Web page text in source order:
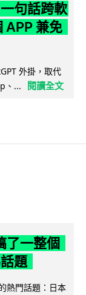
句話跨軟
APP 兼免
外掛，取代
、...
閱讀全文
了一整個
題
熱門話題：日本